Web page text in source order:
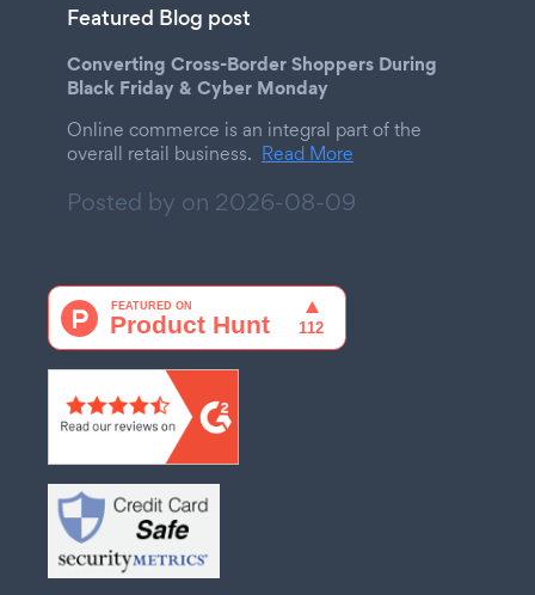
Featured Blog post
Converting Cross-Border Shoppers During
Black Friday & Cyber Monday
Online commerce is an integral part of the
overall retail business. Read More
Posted by on 2026-08-09